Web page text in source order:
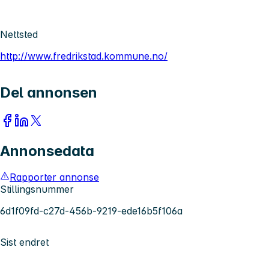
Nettsted
http://www.fredrikstad.kommune.no/
Del annonsen
Annonsedata
Rapporter annonse
Stillingsnummer
6d1f09fd-c27d-456b-9219-ede16b5f106a
Sist endret